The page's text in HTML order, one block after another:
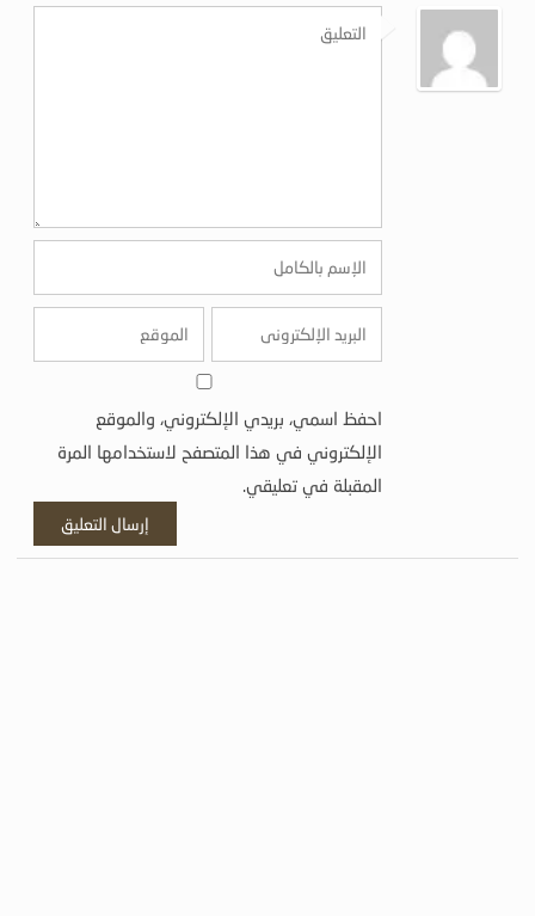
احفظ اسمي، بريدي الإلكتروني، والموقع
الإلكتروني في هذا المتصفح لاستخدامها المرة
المقبلة في تعليقي.